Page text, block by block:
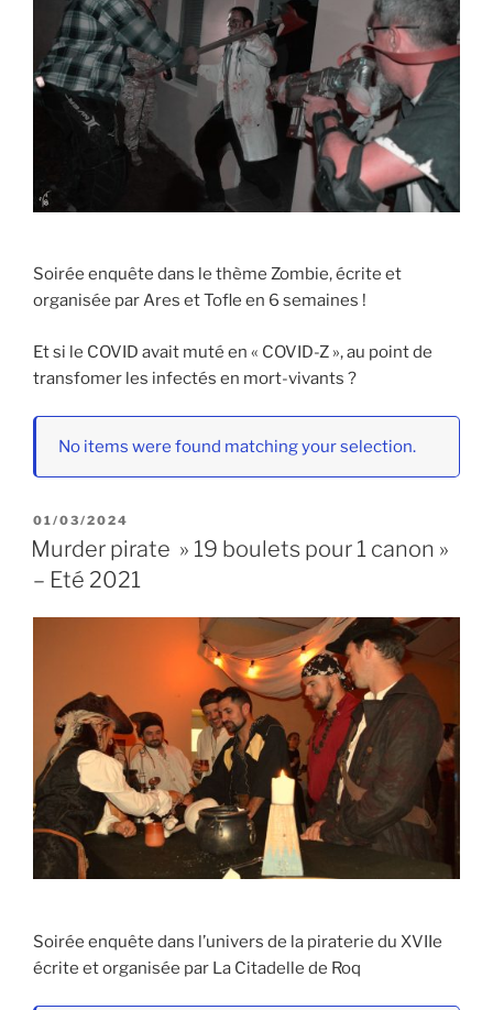
Soirée enquête dans le thème Zombie, écrite et
organisée par Ares et Tofle en 6 semaines !
Et si le COVID avait muté en « COVID-Z », au point de
transfomer les infectés en mort-vivants ?
No items were found matching your selection.
PUBLIÉ
LE
01/03/2024
Murder pirate » 19 boulets pour 1 canon »
– Eté 2021
Soirée enquête dans l’univers de la piraterie du XVIIe
écrite et organisée par La Citadelle de Roq